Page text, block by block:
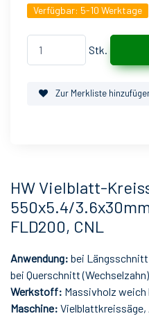
Verfügbar: 5-10 Werktage
Stk.
Zur Merkliste
HW Vielblatt-
550x5.4/
FLD200, CNL
Anwendung: bei Längsschnitt
bei Querschnitt (Wechselzahn)
Werkstoff: Massivholz
Maschine: Vielblattkreissäge,